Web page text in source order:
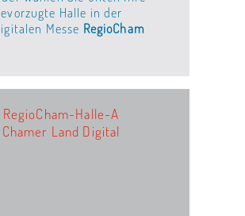
Halle in der
Messe RegioCham
RegioCham-Halle-A
Chamer Land Digital